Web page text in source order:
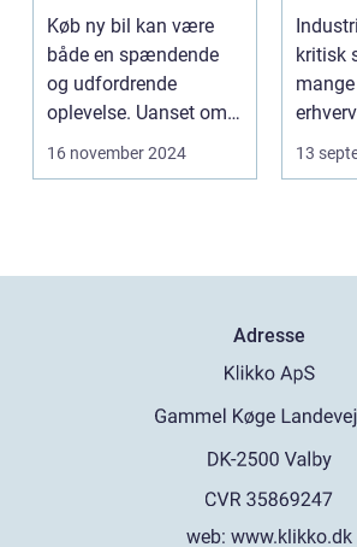
Køb ny bil kan være
både en spændende
og udfordrende
oplevelse. Uanset om
m...
16 november 2024
kritisk
mange
13
Adresse
web: www.klikko.dk